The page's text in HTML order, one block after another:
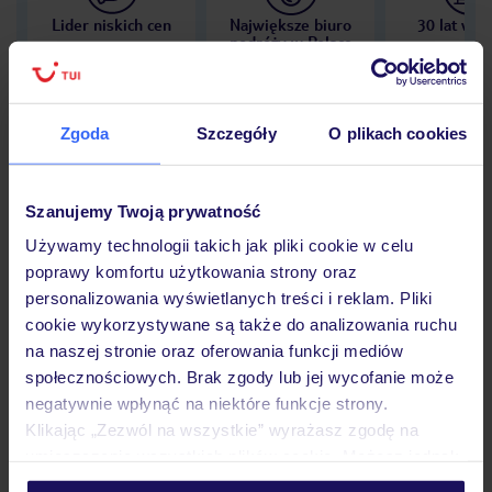
Zgoda Szczegóły O plikach cookies
Szanujemy Twoją prywatność
Używamy technologii takich jak pliki cookie w celu
poprawy komfortu użytkowania strony oraz
personalizowania wyświetlanych treści i reklam. Pliki
cookie wykorzystywane są także do analizowania ruchu
na naszej stronie oraz oferowania funkcji mediów
społecznościowych. Brak zgody lub jej wycofanie może
negatywnie wpłynąć na niektóre funkcje strony.
Klikając „Zezwól na wszystkie” wyrażasz zgodę na
personalizować swój wybór wchodząc w zakładkę
Lider niskich cen
Największe biuro
podróży w Polsce
30 lat w
Opinie
Pokoje
Wyżywienie